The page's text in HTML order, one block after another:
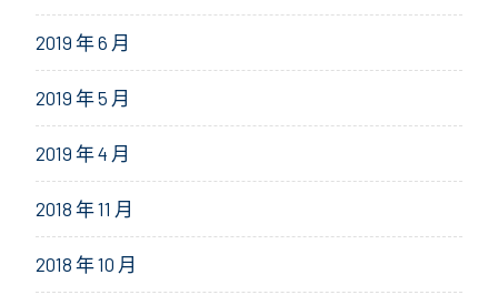
2019 年 6 月
2019 年 5 月
2019 年 4 月
2018 年 11 月
2018 年 10 月